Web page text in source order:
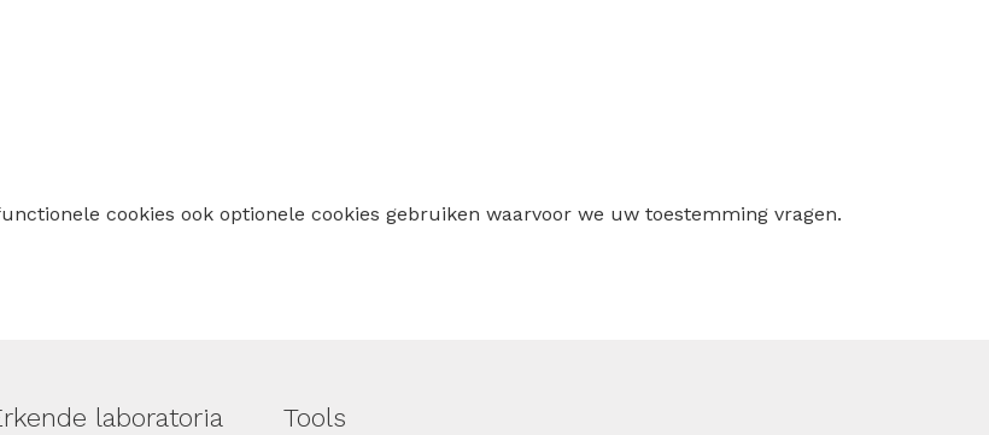
cookies ook optionele cookies gebruiken waarvoor we uw toestemming vragen.
laboratoria Tools